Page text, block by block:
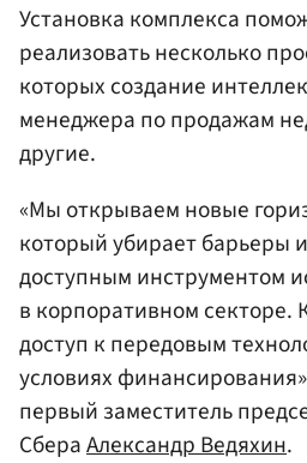
Установка комплекса
реализовать несколько
которых создание
менеджера по продажам
другие.
«Мы открываем новые
который убирает барьеры
доступным инструментом
в корпоративном
доступ к передовым
условиях
первый заместитель
СбераАлександр Ведяхин.